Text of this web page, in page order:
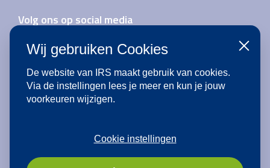
Volg ons op social media
Aanmelden voor de nieuwsbrief
Wij gebruiken Cookies
De website van IRS maakt gebruik van cookies.
Via de instellingen lees je meer en kun je jouw
voorkeuren wijzigen.
Sluiten
Cookie instellingen